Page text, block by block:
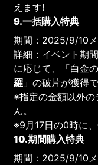
えます!
9.一括購入特典
期間：2025/9/10
詳細：イベント期
に応じて、「白金
羅 」の破片が獲得
※指定の金額以外
ん。
※9月17日の0時に
10.期間購入特典
期間：2025/9/10